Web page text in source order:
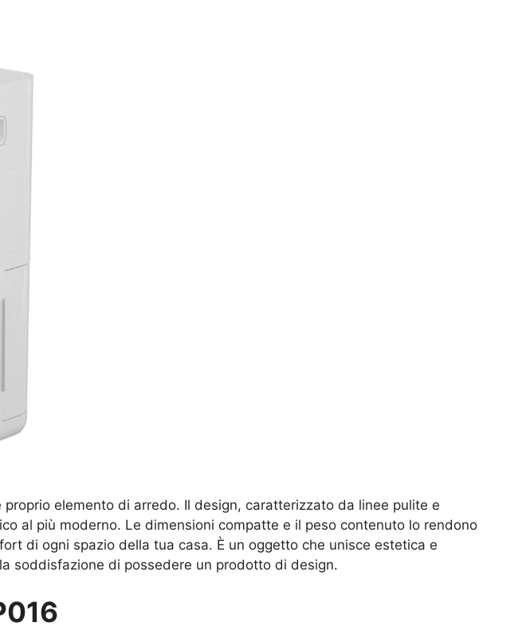
elemento di arredo. Il design, caratterizzato da linee pulite e
al più moderno. Le dimensioni compatte e il peso contenuto lo rendono
di ogni spazio della tua casa. È un oggetto che unisce estetica e
soddisfazione di possedere un prodotto di design.